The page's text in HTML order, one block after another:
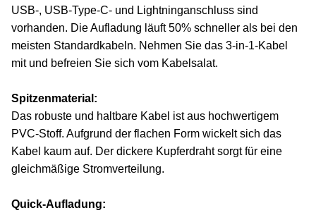
USB-, USB-Type-C- und Lightninganschluss sind
vorhanden. Die Aufladung läuft 50% schneller als bei den
meisten Standardkabeln. Nehmen Sie das 3-in-1-Kabel
mit und befreien Sie sich vom Kabelsalat.
Spitzenmaterial:
Das robuste und haltbare Kabel ist aus hochwertigem
PVC-Stoff. Aufgrund der flachen Form wickelt sich das
Kabel kaum auf. Der dickere Kupferdraht sorgt für eine
gleichmäßige Stromverteilung.
Quick-Aufladung: